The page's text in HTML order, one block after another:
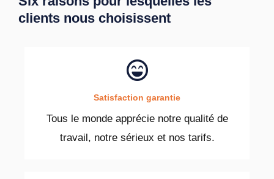
clients nous choisissent
Satisfaction garantie
Tous le monde apprécie notre qualité de
travail, notre sérieux et nos tarifs.